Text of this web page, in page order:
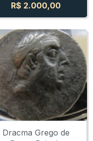
R$ 2.000,00
Dracma Grego de